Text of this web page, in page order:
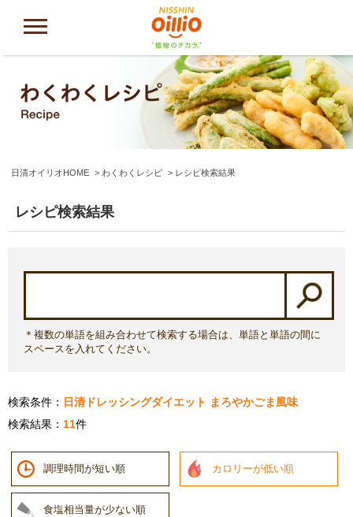
日清オイリオHOME わくわくレシピ レシピ検索結果
レシピ検索結果
＊複数の単語を組み合わせて検索する場合は、単語と単語の間に
スペースを入れてください。
検索条件： 日清ドレッシングダイエット まろやかごま風味
検索結果： 11件
調理時間が短い順 カロリーが低い順
食塩相当量が少ない順